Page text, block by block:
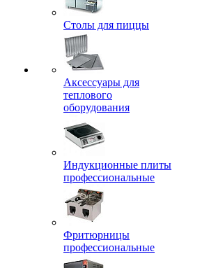
Столы для пиццы
Аксессуары для
теплового
оборудования
Индукционные плиты
профессиональные
Фритюрницы
профессиональные